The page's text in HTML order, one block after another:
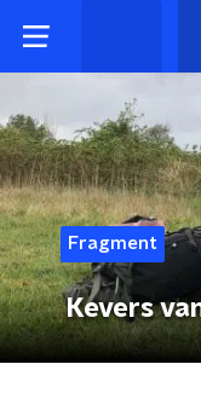
Fragment
Kevers